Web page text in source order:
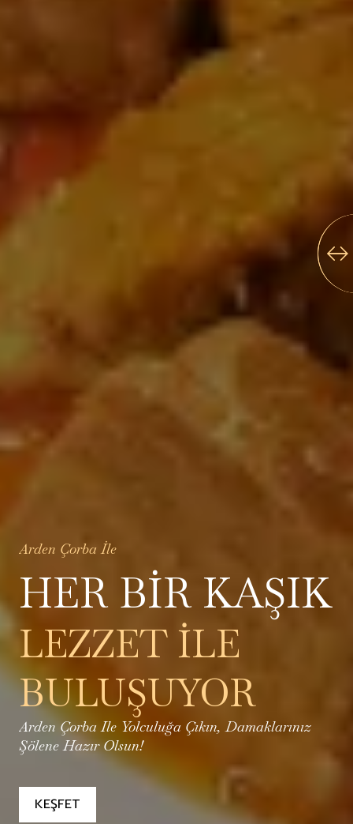
Arden Çorba İle
HER BIR KAŞIK
LEZZET İLE
BULUŞUYOR
Arden Çorba Ile Yolculuğa Çıkın, Damaklarınız
Şölene Hazır Olsun!
KEŞFET